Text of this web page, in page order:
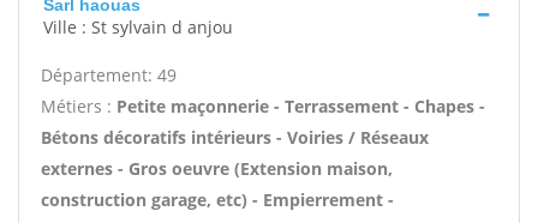
Sarl haouas
Ville : St sylvain d anjou
Département: 49
Métiers : Petite maçonnerie - Terrassement - Chapes -
Bétons décoratifs intérieurs - Voiries / Réseaux
externes - Gros oeuvre (Extension maison,
construction garage, etc) - Empierrement -